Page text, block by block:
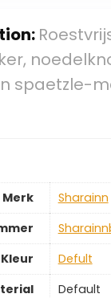
spaetzle-
Merk
‎Sharainn
Kleur
‎Defult
‎Default